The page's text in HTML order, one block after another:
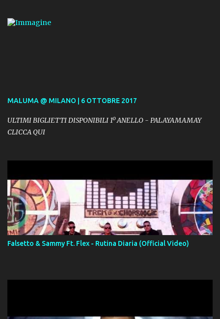
MALUMA @ MILANO | 6 OTTOBRE 2017
ULTIMI BIGLIETTI DISPONIBILI 1º ANELLO - PALAYAMAMAY
CLICCA QUI
Falsetto & Sammy Ft. Flex - Rutina Diaria (Official Video)